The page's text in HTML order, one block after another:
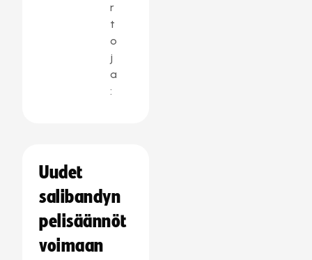
r
t
o
j
a
:
Uudet
salibandyn
pelisäännöt
voimaan